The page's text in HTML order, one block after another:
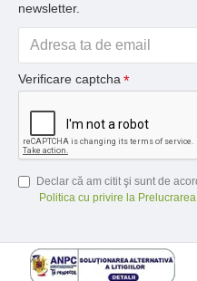
newsletter.
Verificare captcha
Declar că am citit şi sunt de
Politica cu privire la